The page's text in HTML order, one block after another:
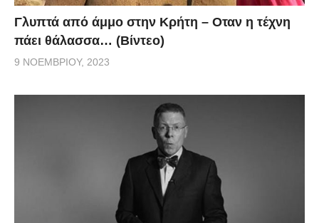
Γλυπτά από άμμο στην Κρήτη – Οταν η τέχνη
πάει θάλασσα… (Βίντεο)
9 ΝΟΕΜΒΡΊΟΥ, 2023